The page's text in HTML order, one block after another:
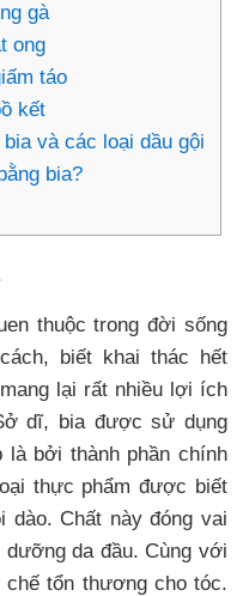
gà
ong
táo
kết
và các loại dầu gội
bia?
thuộc trong đời sống
biết khai thác hết
lại rất nhiều lợi ích
dĩ, bia được sử dụng
là bởi thành phần chính
thực phẩm được biết
dào. Chất này đóng vai
da đầu. Cùng với
tổn thương cho tóc.